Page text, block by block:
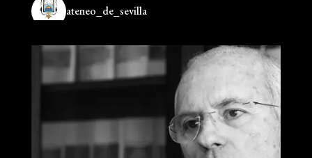
ateneo_de_sevilla